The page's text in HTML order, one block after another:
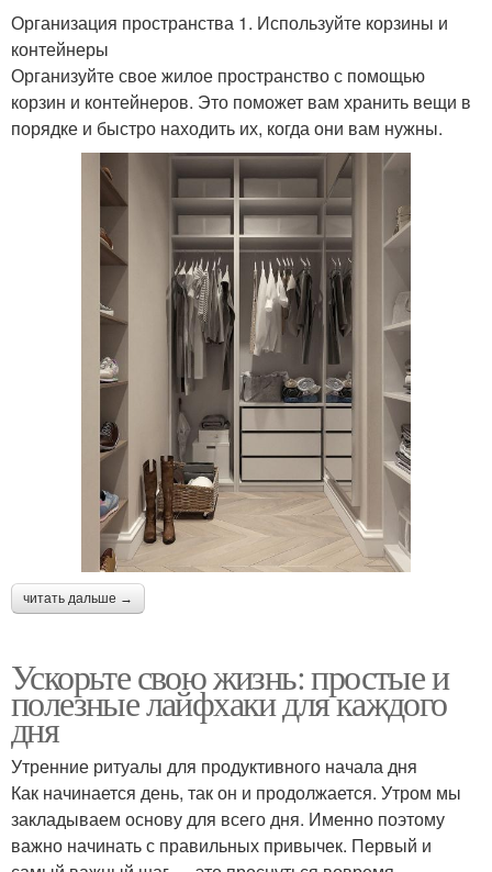
Организация пространства 1. Используйте корзины и
контейнеры
Организуйте свое жилое пространство с помощью
корзин и контейнеров. Это поможет вам хранить вещи в
порядке и быстро находить их, когда они вам нужны.
читать дальше →
Ускорьте свою жизнь: простые и
полезные лайфхаки для каждого
дня
Утренние ритуалы для продуктивного начала дня
Как начинается день, так он и продолжается. Утром мы
закладываем основу для всего дня. Именно поэтому
важно начинать с правильных привычек. Первый и